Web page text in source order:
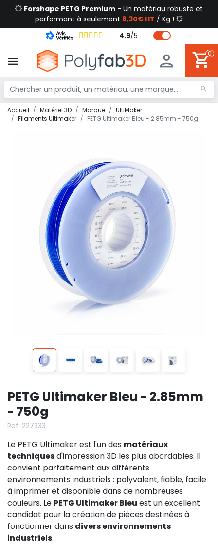
💥 Forshape PETG Premium - Un matériau robuste et
performant à seulement 8,30€ HT / Kg ! 💥
4.9/5
0
Accueil Matériel 3D Marque
UltiMaker
Filaments Ultimaker
PETG Ultimaker Bleu - 2.85mm - 750g
PETG Ultimaker Bleu - 2.85mm
- 750g
Ref. 227333
Le PETG Ultimaker est l'un des matériaux
techniquesd'impression 3D les plus abordables. Il
convient parfaitement aux différents
environnements industriels : polyvalent, fiable, facile
à imprimer et disponible dans de nombreuses
couleurs. Le PETG Ultimaker Bleu est un excellent
candidat pour la création de pièces destinées à
fonctionner dans divers environnements
industriels.